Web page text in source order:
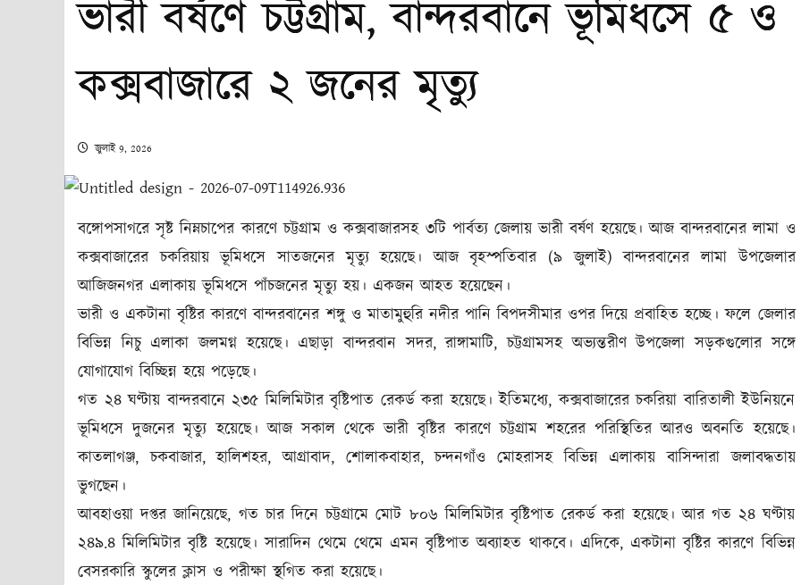
ভারী বর্ষণে চট্টগ্রাম, বান্দরবানে ভূমিধসে ৫ ও
কক্সবাজারে ২ জনের মৃত্যু
জুলাই 9, 2026
বঙ্গোপসাগরে সৃষ্ট নিম্নচাপের কারণে চট্টগ্রাম ও কক্সবাজারসহ ৩টি পার্বত্য জেলায় ভারী বর্ষণ হয়েছে। আজ বান্দরবানের লামা ও
কক্সবাজারের চকরিয়ায় ভূমিধসে সাতজনের মৃত্যু হয়েছে। আজ বৃহস্পতিবার (৯ জুলাই) বান্দরবানের লামা উপজেলার
আজিজনগর এলাকায় ভূমিধসে পাঁচজনের মৃত্যু হয়। একজন আহত হয়েছেন।
ভারী ও একটানা বৃষ্টির কারণে বান্দরবানের শঙ্গু ও মাতামুহুরি নদীর পানি বিপদসীমার ওপর দিয়ে প্রবাহিত হচ্ছে। ফলে জেলার
বিভিন্ন নিচু এলাকা জলমগ্ন হয়েছে। এছাড়া বান্দরবান সদর, রাঙ্গামাটি, চট্টগ্রামসহ অভ্যন্তরীণ উপজেলা সড়কগুলোর সঙ্গে
যোগাযোগ বিচ্ছিন্ন হয়ে পড়েছে।
গত ২৪ ঘণ্টায় বান্দরবানে ২৩৫ মিলিমিটার বৃষ্টিপাত রেকর্ড করা হয়েছে। ইতিমধ্যে, কক্সবাজারের চকরিয়া বারিতালী ইউনিয়নে
ভূমিধসে দুজনের মৃত্যু হয়েছে। আজ সকাল থেকে ভারী বৃষ্টির কারণে চট্টগ্রাম শহরের পরিস্থিতির আরও অবনতি হয়েছে।
কাতলাগঞ্জ, চকবাজার, হালিশহর, আগ্রাবাদ, শোলাকবাহার, চন্দনগাঁও মোহরাসহ বিভিন্ন এলাকায় বাসিন্দারা জলাবদ্ধতায়
ভুগছেন।
আবহাওয়া দপ্তর জানিয়েছে, গত চার দিনে চট্টগ্রামে মোট ৮০৬ মিলিমিটার বৃষ্টিপাত রেকর্ড করা হয়েছে। আর গত ২৪ ঘণ্টায়
২৪৯.৪ মিলিমিটার বৃষ্টি হয়েছে। সারাদিন থেমে থেমে এমন বৃষ্টিপাত অব্যাহত থাকবে। এদিকে, একটানা বৃষ্টির কারণে বিভিন্ন
বেসরকারি স্কুলের ক্লাস ও পরীক্ষা স্থগিত করা হয়েছে।